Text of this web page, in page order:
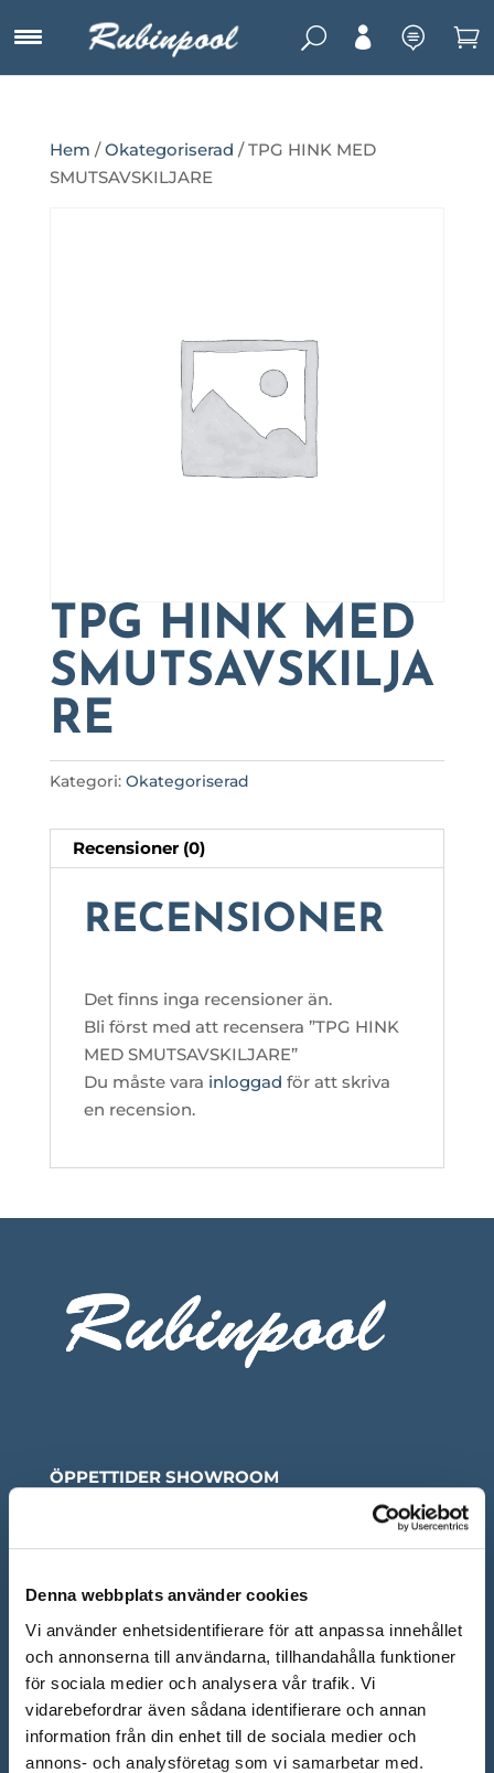
Denna webbplats använder cookies
Vi använder enhetsidentifierare för att anpassa innehållet
och annonserna till användarna, tillhandahålla funktioner
för sociala medier och analysera vår trafik. Vi
vidarebefordrar även sådana identifierare och annan
information från din enhet till de sociala medier och
annons- och analysföretag som vi samarbetar med.
U   
Hem /Okategoriserad / TPG HINK MED
SMUTSAVSKILJARE
TPG HINK MED
SMUTSAVSKILJA
RE
Kategori: Okategoriserad
Recensioner (0)
RECENSIONER
Det finns inga recensioner än.
Bli först med att recensera ”TPG HINK
MED SMUTSAVSKILJARE”
Du måste vara inloggad för att skriva
en recension.
ÖPPETTIDER SHOWROOM
Sön: Stängt
Röda dagar: Stängt om inget annat anges